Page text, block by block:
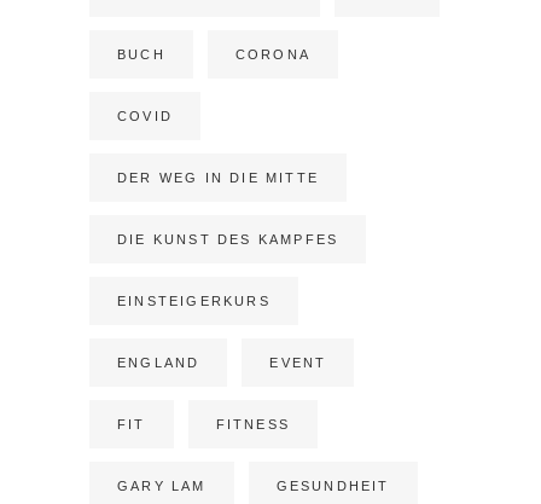
BUCH CORONA
COVID
DER WEG IN DIE MITTE
DIE KUNST DES KAMPFES
EINSTEIGERKURS
ENGLAND EVENT
FIT FITNESS
GARY LAM GESUNDHEIT